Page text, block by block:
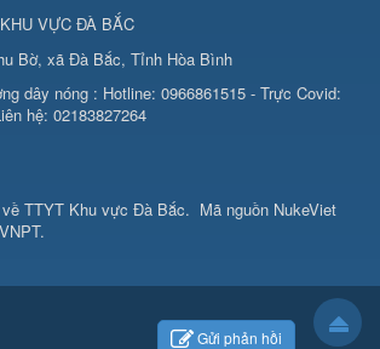
VỰC ĐÀ BẮC
Bờ, xã Đà Bắc, Tỉnh Hòa Bình
dây nóng : Hotline: 0966861515 - Trực Covid:
hệ: 02183827264
Gửi phản hồi
TTYT Khu vực Đà Bắc. Mã nguồn NukeViet